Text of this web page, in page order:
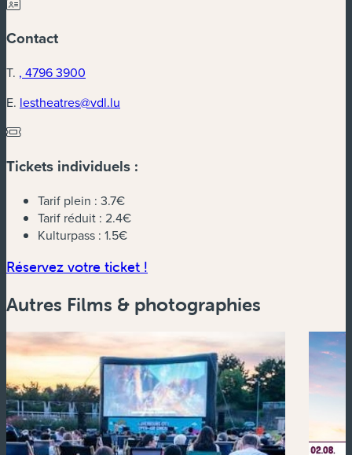
Contact
T. , 4796 3900
E. lestheatres@vdl.lu
Tickets individuels :
Tarif plein : 3.7€
Tarif réduit : 2.4€
Kulturpass : 1.5€
Réservez votre ticket !
Autres Films & photographies